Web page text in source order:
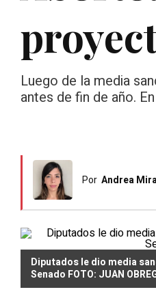
Luego de la media
antes de fin de año.
Por Andrea
Diputados le dio media
Senado FOTO: JUAN